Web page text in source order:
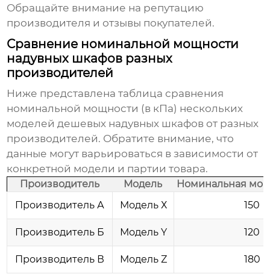
Обращайте внимание на репутацию
производителя и отзывы покупателей.
Сравнение номинальной мощности
надувных шкафов разных
производителей
Ниже представлена таблица сравнения
номинальной мощности (в кПа) нескольких
моделейдешевых надувных шкафов от разных
производителей. Обратите внимание, что
данные могут варьироваться в зависимости от
конкретной модели и партии товара.
Производитель Модель
Номинальная
Производитель А
Модель Х 150
Производитель Б Модель Y 120
Производитель В Модель Z 180